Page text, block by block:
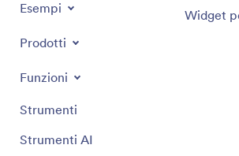
Esempi
Prodotti
Funzioni
Strumenti
Strumenti AI
Widget